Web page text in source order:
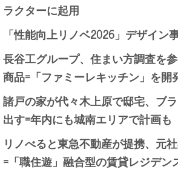
ラクターに起用
「性能向上リノベ2026」デザイン
長谷工グループ、住まい方調査を
商品=「ファミーレキッチン」を開
諸戸の家が代々木上原で邸宅、ブ
出す=年内にも城南エリアで計画も
リノべると東急不動産が提携、元
=「職住遊」融合型の賃貸レジデン